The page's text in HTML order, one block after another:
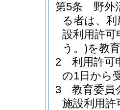
第5条
野外
る者は、
設利用許可
う。)を教
2
利用許可
の1日から
3
教育委員
施設利用許